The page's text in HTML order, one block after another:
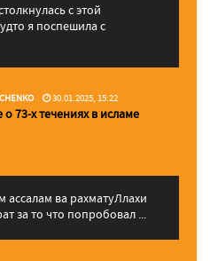
с этой
я поспешила с
30.01.2025, 15:22
73-х течениях в исламе
за то что попробовал ...